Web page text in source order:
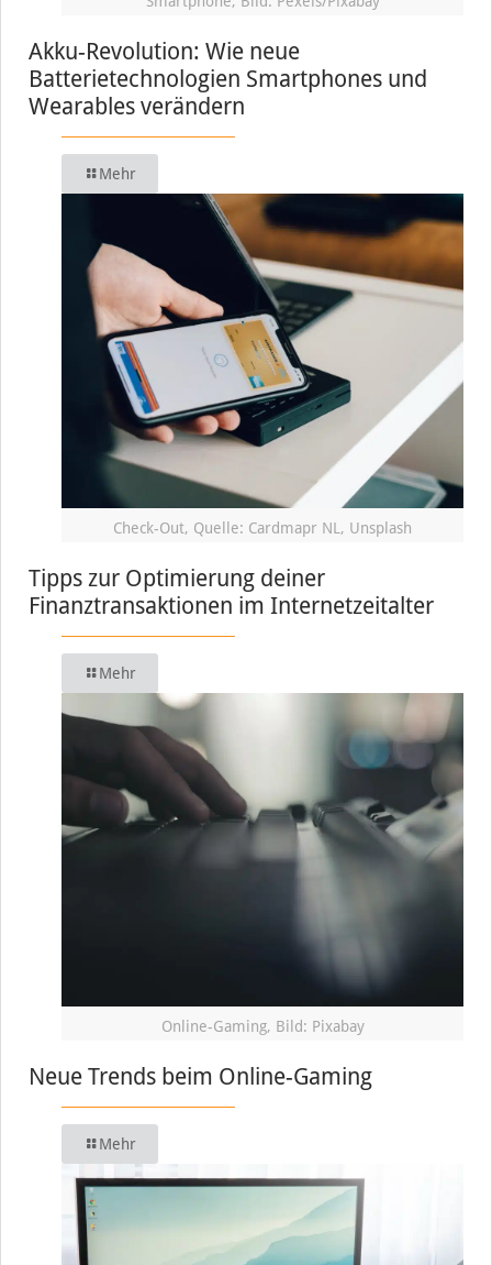
Akku-Revolution: Wie neue
Batterietechnologien Smartphones und
Wearables verändern
Mehr
Check-Out, Quelle: Cardmapr NL, Unsplash
Tipps zur Optimierung deiner
Finanztransaktionen im Internetzeitalter
Mehr
Online-Gaming, Bild: Pixabay
Neue Trends beim Online-Gaming
Mehr